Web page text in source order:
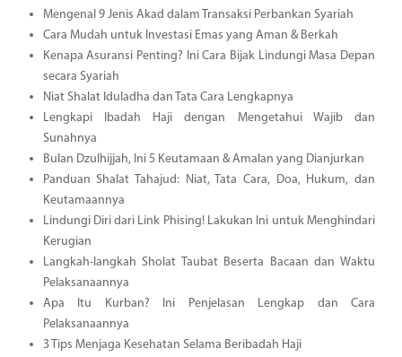
Mengenal 9 Jenis Akad dalam Transaksi Perbankan Syariah
Cara Mudah untuk Investasi Emas yang Aman & Berkah
Kenapa Asuransi Penting? Ini Cara Bijak Lindungi Masa Depan
secara Syariah
Niat Shalat Iduladha dan Tata Cara Lengkapnya
Lengkapi Ibadah Haji dengan Mengetahui Wajib dan
Sunahnya
Bulan Dzulhijjah, Ini 5 Keutamaan & Amalan yang Dianjurkan
Panduan Shalat Tahajud: Niat, Tata Cara, Doa, Hukum, dan
Keutamaannya
Lindungi Diri dari Link Phising! Lakukan Ini untuk Menghindari
Kerugian
Langkah-langkah Sholat Taubat Beserta Bacaan dan Waktu
Pelaksanaannya
Apa Itu Kurban? Ini Penjelasan Lengkap dan Cara
Pelaksanaannya
3 Tips Menjaga Kesehatan Selama Beribadah Haji